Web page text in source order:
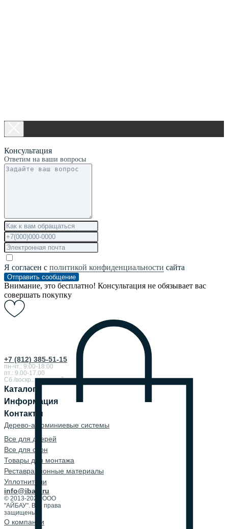
+7 (812) 385-51-15
пн-чт.: 9:00-18:00
пт.: 9.00-17.00
Сб./воскр.: выходной
Каталог
Информация
Контакты
Дерево-алюминиевые системы
Все для дверей
Все для окон
Товары для монтажа
Реставрационные материалы
Уплотнители
info@ibau.ru
© 2013-2026 ООО
"АЙБАУ". Все права
защищены.
О компании
Консультация
Ответим на ваши вопросы
Я согласен с политикой конфиденциальности сайта
Отправить сообщение
Внимание, это бесплатно! Консультация не обязывает вас
совершать покупку